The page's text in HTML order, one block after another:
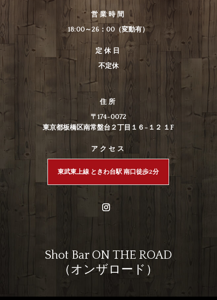
営業時間
18:00～26：00（変動有）
定休日
不定休
住所
〒174-0072
東京都板橋区南常盤台２丁目１６−１２ １F
アクセス
東武東上線 ときわ台駅 南口徒歩2分
Shot Bar ON THE ROAD
（オンザロード）